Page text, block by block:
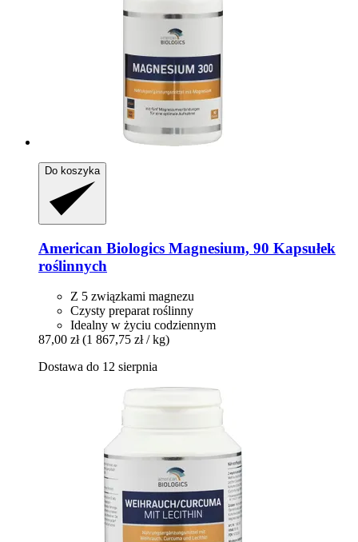
Do koszyka
American Biologics Magnesium, 90 Kapsułek
roślinnych
Z 5 związkami magnezu
Czysty preparat roślinny
Idealny w życiu codziennym
87,00 zł (1 867,75 zł / kg)
Dostawa do 12 sierpnia